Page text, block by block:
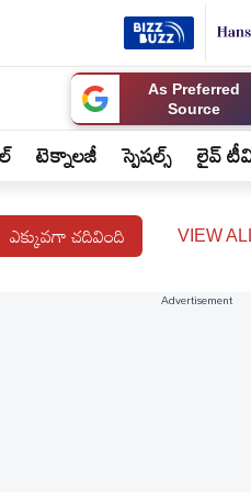
As Preferred
Source
టెక్నాలజీ స్పెషల్స్ లైవ్
ఎక్కువగా చదివింది VIEW
Advertisement